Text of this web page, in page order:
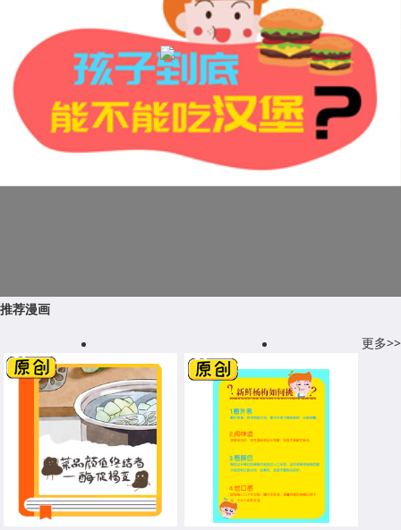
推荐漫画
更多>>